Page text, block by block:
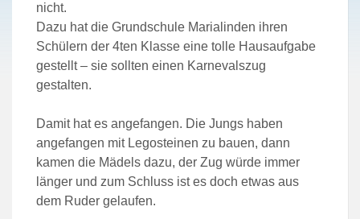
nicht.
Dazu hat die Grundschule Marialinden ihren
Schülern der 4ten Klasse eine tolle Hausaufgabe
gestellt – sie sollten einen Karnevalszug
gestalten.
Damit hat es angefangen. Die Jungs haben
angefangen mit Legosteinen zu bauen, dann
kamen die Mädels dazu, der Zug würde immer
länger und zum Schluss ist es doch etwas aus
dem Ruder gelaufen.